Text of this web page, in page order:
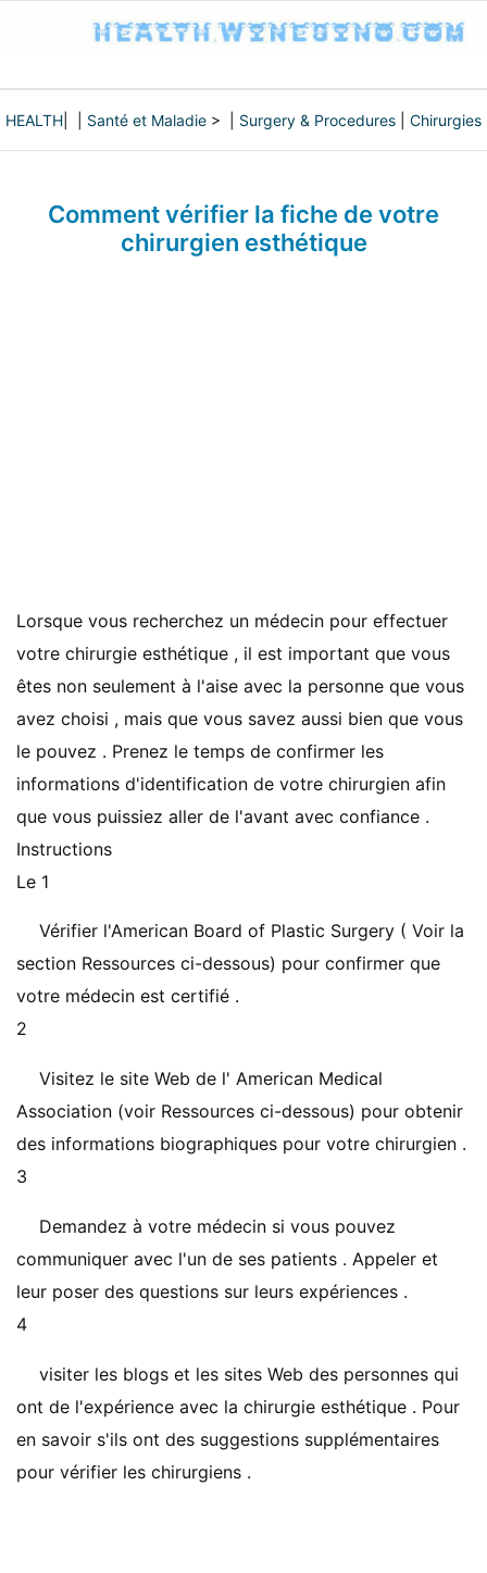
HEALTH Santé et Maladie > | Surgery & Procedures Chirurgies
Comment vérifier la fiche de votre
chirurgien esthétique
Lorsque vous recherchez un médecin pour effectuer
votre chirurgie esthétique , il est important que vous
êtes non seulement à l'aise avec la personne que vous
avez choisi , mais que vous savez aussi bien que vous
le pouvez . Prenez le temps de confirmer les
informations d'identification de votre chirurgien afin
que vous puissiez aller de l'avant avec confiance .
Instructions
Le 1
Vérifier l'American Board of Plastic Surgery ( Voir la
section Ressources ci-dessous) pour confirmer que
votre médecin est certifié .
2
Visitez le site Web de l' American Medical
Association (voir Ressources ci-dessous) pour obtenir
des informations biographiques pour votre chirurgien .
3
Demandez à votre médecin si vous pouvez
communiquer avec l'un de ses patients . Appeler et
leur poser des questions sur leurs expériences .
4
visiter les blogs et les sites Web des personnes qui
ont de l'expérience avec la chirurgie esthétique . Pour
en savoir s'ils ont des suggestions supplémentaires
pour vérifier les chirurgiens .